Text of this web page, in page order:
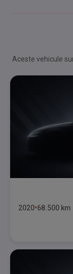
Aceste vehicule
2020 68.500 km